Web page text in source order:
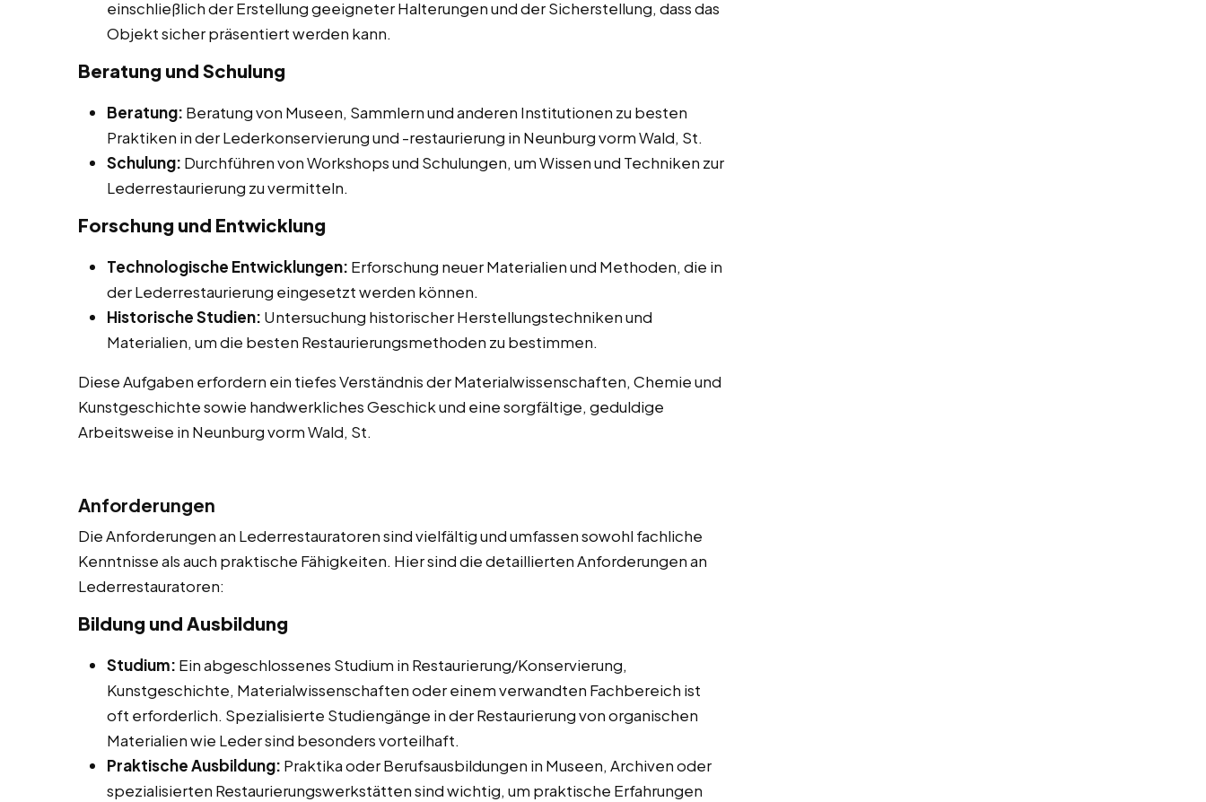
einschließlich der Erstellung geeigneter Halterungen und der Sicherstellung, dass das
Objekt sicher präsentiert werden kann.
Beratung und Schulung
Beratung: Beratung von Museen, Sammlern und anderen Institutionen zu besten
Praktiken in der Lederkonservierung und -restaurierung in Neunburg vorm Wald, St.
Schulung: Durchführen von Workshops und Schulungen, um Wissen und Techniken zur
Lederrestaurierung zu vermitteln.
Forschung und Entwicklung
Technologische Entwicklungen: Erforschung neuer Materialien und Methoden, die in
der Lederrestaurierung eingesetzt werden können.
Historische Studien: Untersuchung historischer Herstellungstechniken und
Materialien, um die besten Restaurierungsmethoden zu bestimmen.
Diese Aufgaben erfordern ein tiefes Verständnis der Materialwissenschaften, Chemie und
Kunstgeschichte sowie handwerkliches Geschick und eine sorgfältige, geduldige
Arbeitsweise in Neunburg vorm Wald, St.
Anforderungen
Die Anforderungen an Lederrestauratoren sind vielfältig und umfassen sowohl fachliche
Kenntnisse als auch praktische Fähigkeiten. Hier sind die detaillierten Anforderungen an
Lederrestauratoren:
Bildung und Ausbildung
Studium: Ein abgeschlossenes Studium in Restaurierung/Konservierung,
Kunstgeschichte, Materialwissenschaften oder einem verwandten Fachbereich ist
oft erforderlich. Spezialisierte Studiengänge in der Restaurierung von organischen
Materialien wie Leder sind besonders vorteilhaft.
Praktische Ausbildung: Praktika oder Berufsausbildungen in Museen, Archiven oder
spezialisierten Restaurierungswerkstätten sind wichtig, um praktische Erfahrungen